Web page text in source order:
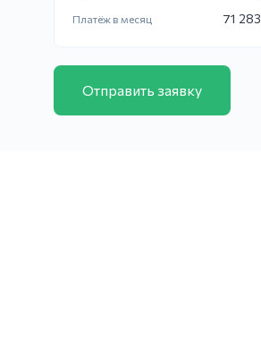
Платёж в месяц 71 283
Отправить заявку